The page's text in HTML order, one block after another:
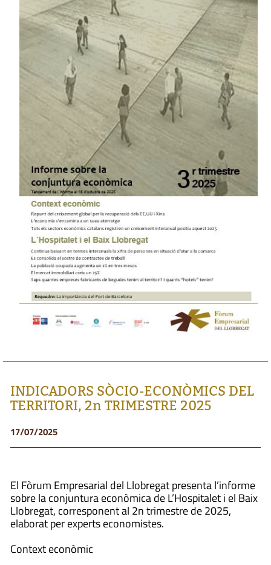
INDICADORS SÒCIO-ECONÒMICS DEL
TERRITORI, 2n TRIMESTRE 2025
17/07/2025
El Fòrum Empresarial del Llobregat presenta l’informe
sobre la conjuntura econòmica de L’Hospitalet i el Baix
Llobregat, corresponent al 2n trimestre de 2025,
elaborat per experts economistes.
Context econòmic